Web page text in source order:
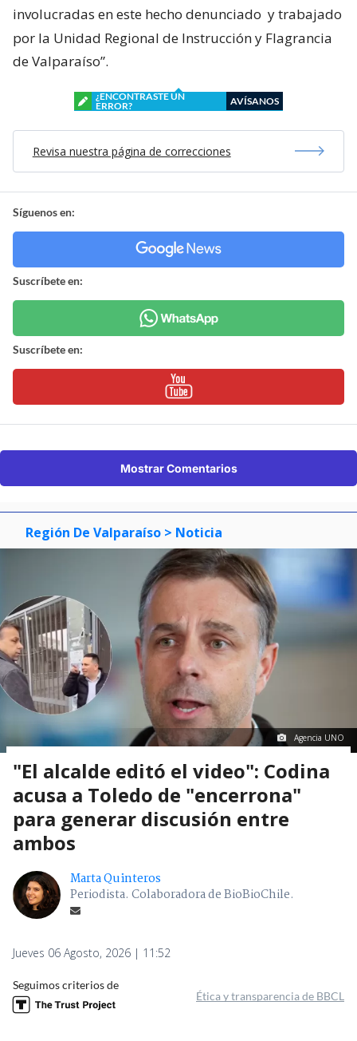
involucradas en este hecho denunciado y trabajado
por la Unidad Regional de Instrucción y Flagrancia
de Valparaíso”.
¿ENCONTRASTE UN
ERROR?
AVÍSANOS
Revisa nuestra página de correcciones
Síguenos en:
Suscríbete en:
Suscríbete en:
Mostrar Comentarios
Región De Valparaíso > Noticia
Agencia UNO
"El alcalde editó el video": Codina
acusa a Toledo de "encerrona"
para generar discusión entre
ambos
Marta Quinteros
Periodista. Colaboradora de BioBioChile.
Jueves 06 Agosto, 2026 | 11:52
Seguimos criterios de
Ética y transparencia de BBCL